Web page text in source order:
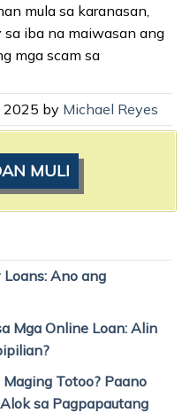
mula sa karanasan,
iba na maiwasan ang
mga scam sa
2025 by Michael Reyes
MULI
Ano ang
Mga Online Loan: Alin
Totoo? Paano
sa Pagpapautang